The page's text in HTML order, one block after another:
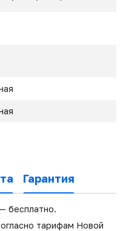
Гарантия
бесплатно.
тарифам Новой